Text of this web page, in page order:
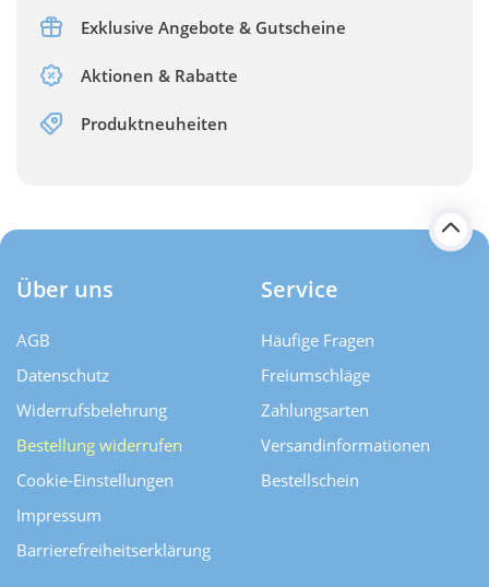
Exklusive Angebote & Gutscheine
Aktionen & Rabatte
Produktneuheiten
Über uns
AGB
Datenschutz
Widerrufsbelehrung
Bestellung widerrufen
Cookie-Einstellungen
Impressum
Barrierefreiheitserklärung
Service
Häufige Fragen
Freiumschläge
Zahlungsarten
Versand­informationen
Bestellschein